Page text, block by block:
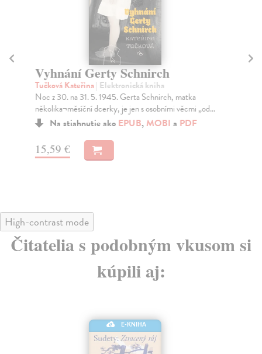
Vyhnání Gerty Schnirch
Tučková Kateřina| Elektronická kniha
Noc z 30. na 31. 5. 1945. Gerta Schnirch, matka
několika¬měsíční dcerky, je jen s osobními věcmi „od...
Na stiahnutie ako EPUB,MOBI a PDF
15,59 €
High-contrast mode
Čitatelia s podobným vkusom si
kúpili aj:
E-KNIHA